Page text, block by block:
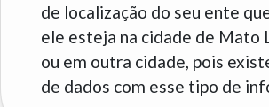
de localização do seu ente
ele esteja na cidade de Mato
ou em outra cidade, pois
de dados com esse tipo de